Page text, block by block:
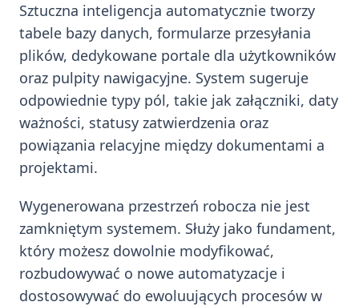
Sztuczna inteligencja automatycznie tworzy
tabele bazy danych, formularze przesyłania
plików, dedykowane portale dla użytkowników
oraz pulpity nawigacyjne. System sugeruje
odpowiednie typy pól, takie jak załączniki, daty
ważności, statusy zatwierdzenia oraz
powiązania relacyjne między dokumentami a
projektami.
Wygenerowana przestrzeń robocza nie jest
zamkniętym systemem. Służy jako fundament,
który możesz dowolnie modyfikować,
rozbudowywać o nowe automatyzacje i
dostosowywać do ewoluujących procesów w